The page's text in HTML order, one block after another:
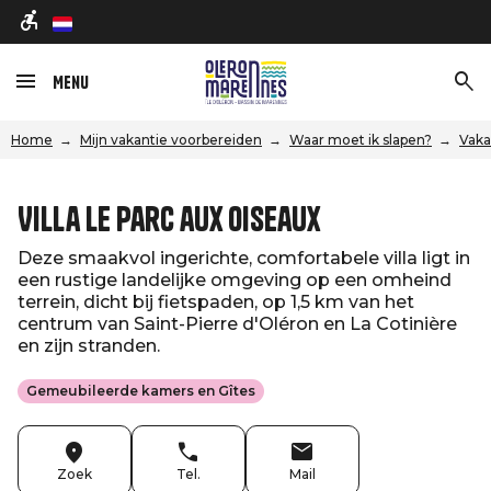
nl
Menu
Home Mijn vakantie voorbereiden Waar moet ik slapen?
Villa le parc aux oiseaux
Deze smaakvol ingerichte, comfortabele villa ligt in
een rustige landelijke omgeving op een omheind
terrein, dicht bij fietspaden, op 1,5 km van het
centrum van Saint-Pierre d'Oléron en La Cotinière
en zijn stranden.
Gemeubileerde kamers en Gîtes
Zoek Tel. Mail